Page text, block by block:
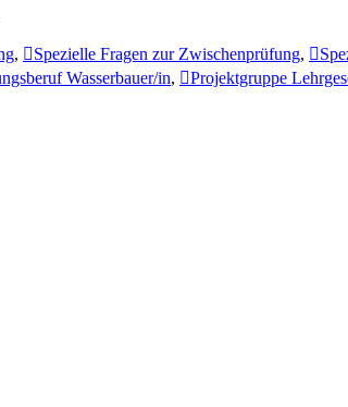
, Spezielle Fragen zur Zwischenprüfung,
Wasserbauer/in,
Projektgruppe